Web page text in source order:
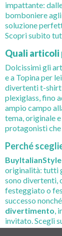
impattante:
bomboniere
soluzione
Scopri subito
Quali articoli
Dolcissimi gli
e a Topina per
divertenti t-shirt
plexiglass, fino
ampio campo
tema, originale
protagonisti
Perché
BuyItalianStyle
originalità: tutti
sono divertenti,
festeggiato o
successo
divertimento,
invitato. Scegli
esigenze: